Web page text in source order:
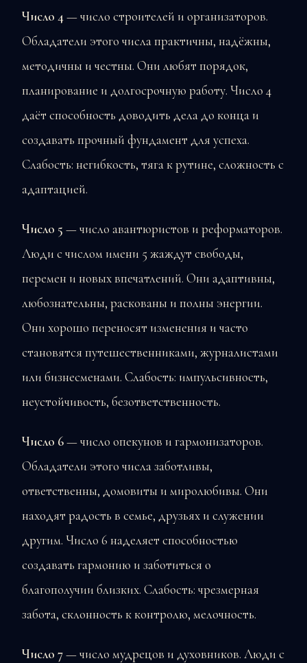
Число 4— число строителей и организаторов.
Обладатели этого числа практичны, надёжны,
методичны и честны. Они любят порядок,
планирование и долгосрочную работу. Число 4
даёт способность доводить дела до конца и
создавать прочный фундамент для успеха.
Слабость: негибкость, тяга к рутине, сложность с
адаптацией.
Число 5 — число авантюристов и реформаторов.
Люди с числом имени 5 жаждут свободы,
перемен и новых впечатлений. Они адаптивны,
любознательны, раскованы и полны энергии.
Они хорошо переносят изменения и часто
становятся путешественниками, журналистами
или бизнесменами. Слабость: импульсивность,
неустойчивость, безответственность.
Число 6— число опекунов и гармонизаторов.
Обладатели этого числа заботливы,
ответственны, домовиты и миролюбивы. Они
находят радость в семье, друзьях и служении
другим. Число 6 наделяет способностью
создавать гармонию и заботиться о
благополучии близких. Слабость: чрезмерная
забота, склонность к контролю, мелочность.
Число 7— число мудрецов и духовников. Люди с